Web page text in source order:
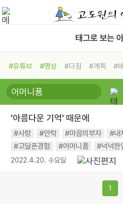
태그로 보는
#유튜브 #명상 #다짐 #계획 #
#비전캠프
#독서캠프 #삶
#희망
#나눔 #친구 #링컨학교
#독서
#건강 #면역력
'아름다운 기억' 때문에
#사랑 #안락 #마음의부자 #내
#고달픈경험
#어머니품 #넉넉한
2022.4.20. 수요일
1